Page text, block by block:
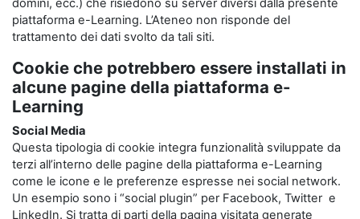
domini, ecc.) che risiedono su server diversi dalla presente
piattaforma e-Learning. L’Ateneo non risponde del
trattamento dei dati svolto da tali siti.
Cookie che potrebbero essere installati in
alcune pagine della piattaforma e-
Learning
Social Media
Questa tipologia di cookie integra funzionalità sviluppate da
terzi all’interno delle pagine della piattaforma e-Learning
come le icone e le preferenze espresse nei social network.
Un esempio sono i “social plugin” per Facebook, Twitter e
LinkedIn. Si tratta di parti della pagina visitata generate